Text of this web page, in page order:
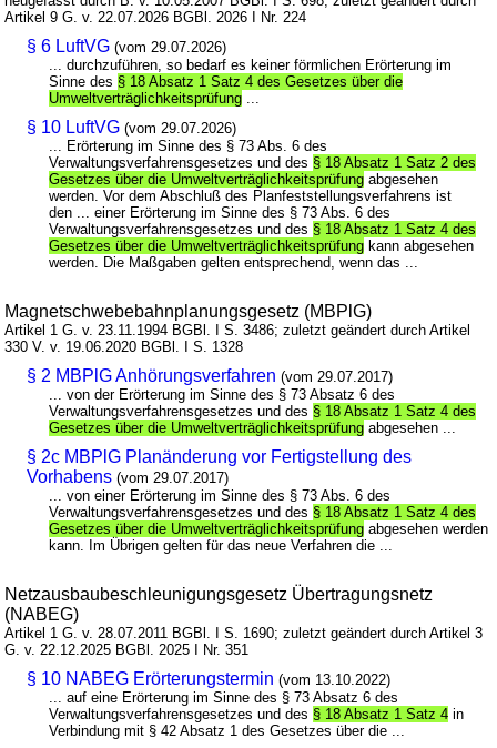
Artikel 9 G. v. 22.07.2026 BGBl. 2026 I Nr. 224
§ 6 LuftVG (vom 29.07.2026)
... durchzuführen, so bedarf es keiner förmlichen Erörterung im
Sinne des § 18 Absatz 1 Satz 4 des Gesetzes über die
Umweltverträglichkeitsprüfung
§ 10 LuftVG (vom 29.07.2026)
... Erörterung im Sinne des § 73 Abs. 6 des
Verwaltungsverfahrensgesetzes und des § 18 Absatz 1 Satz 2 des
Gesetzes über die Umweltverträglichkeitsprüfung abgesehen
werden. Vor dem Abschluß des Planfeststellungsverfahrens ist
den ... einer Erörterung im Sinne des § 73 Abs. 6 des
Verwaltungsverfahrensgesetzes und des § 18 Absatz 1 Satz 4 des
Gesetzes über die Umweltverträglichkeitsprüfung kann abgesehen
werden. Die Maßgaben gelten entsprechend, wenn das ...
Magnetschwebebahnplanungsgesetz (MBPlG)
Artikel 1 G. v. 23.11.1994 BGBl. I S. 3486; zuletzt geändert durch Artikel
330 V. v. 19.06.2020 BGBl. I S. 1328
§ 2 MBPlG Anhörungsverfahren (vom 29.07.2017)
... von der Erörterung im Sinne des § 73 Absatz 6 des
Verwaltungsverfahrensgesetzes und des § 18 Absatz 1 Satz 4 des
Gesetzes über die Umweltverträglichkeitsprüfung abgesehen ...
§ 2c MBPlG Planänderung vor Fertigstellung des
Vorhabens (vom 29.07.2017)
... von einer Erörterung im Sinne des § 73 Abs. 6 des
Verwaltungsverfahrensgesetzes und des § 18 Absatz 1 Satz 4 des
Gesetzes über die Umweltverträglichkeitsprüfung abgesehen werden
kann. Im Übrigen gelten für das neue Verfahren die ...
Netzausbaubeschleunigungsgesetz Übertragungsnetz
(NABEG)
Artikel 1 G. v. 28.07.2011 BGBl. I S. 1690; zuletzt geändert durch Artikel 3
G. v. 22.12.2025 BGBl. 2025 I Nr. 351
§ 10 NABEG Erörterungstermin (vom 13.10.2022)
... auf eine Erörterung im Sinne des § 73 Absatz 6 des
Verwaltungsverfahrensgesetzes und des § 18 Absatz 1 Satz 4 in
Verbindung mit § 42 Absatz 1 des Gesetzes über die ...